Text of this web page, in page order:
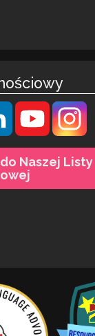
do Naszej Listy